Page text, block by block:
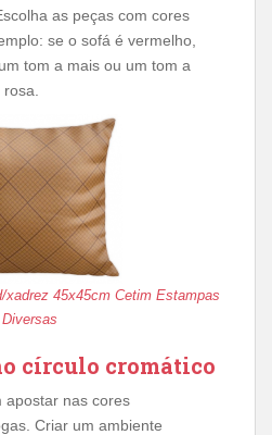
as peças com cores
se o sofá é vermelho,
tom a mais ou um tom a
xadrez 45x45cm Cetim Estampas
Diversas
círculo cromático
apostar nas cores
Criar um ambiente